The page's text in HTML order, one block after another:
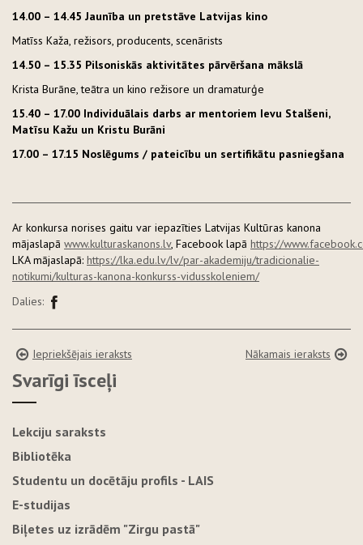
14.00 – 14.45 Jaunība un pretstāve Latvijas kino
Matīss Kaža, režisors, producents, scenārists
14.50 – 15.35 Pilsoniskās aktivitātes pārvēršana mākslā
Krista Burāne, teātra un kino režisore un dramaturģe
15.40 – 17.00 Individuālais darbs ar mentoriem Ievu Stalšeni,
Matīsu Kažu un Kristu Burāni
17.00 – 17.15 Noslēgums / pateicību un sertifikātu pasniegšana
Ar konkursa norises gaitu var iepazīties Latvijas Kultūras kanona
mājaslapā www.kulturaskanons.lv, Facebook lapā https://
LKA mājaslapā: https://lka.edu.lv/lv/par-akademiju/tradicionalie-
notikumi/kulturas-kanona-konkurss-vidusskoleniem/
Dalies:
Iepriekšējais ieraksts Nākamais ieraksts
Svarīgi īsceļi
Lekciju saraksts
Bibliotēka
Studentu un docētāju profils - LAIS
E-studijas
Biļetes uz izrādēm "Zirgu pastā"